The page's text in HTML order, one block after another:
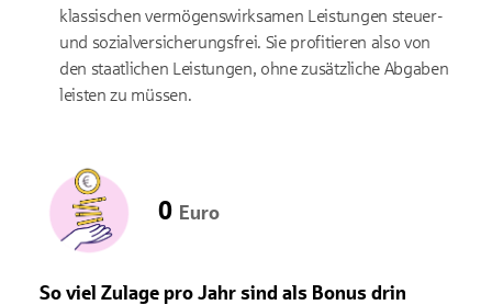
klassischen vermögenswirksamen Leistungen steuer-
und sozialversicherungsfrei. Sie profitieren also von
den staatlichen Leistungen, ohne zusätzliche Abgaben
leisten zu müssen.
0 Euro
So viel Zulage pro Jahr sind als Bonus drin